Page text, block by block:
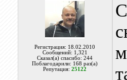
Регистрация: 18.02.2010
Сообщений: 1,321
Сказал(а) спасибо: 244
Поблагодарили: 168 раз(а)
Репутация:25122